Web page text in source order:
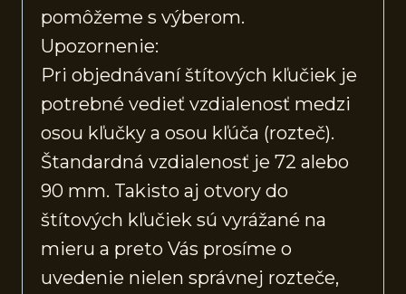
pomôžeme s výberom.
Upozornenie:
Pri objednávaní štítových kľučiek je
potrebné vedieť vzdialenosť medzi
osou kľučky a osou kľúča (rozteč).
Štandardná vzdialenosť je 72 alebo
90 mm. Takisto aj otvory do
štítových kľučiek sú vyrážané na
mieru a preto Vás prosíme o
uvedenie nielen správnej rozteče,